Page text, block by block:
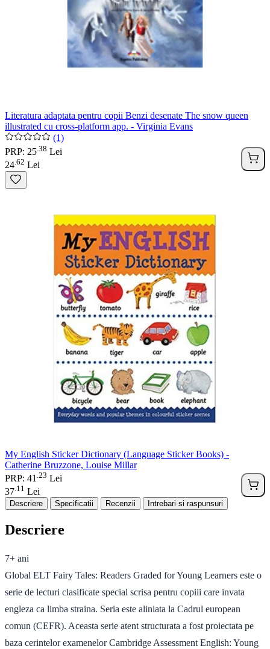
Literatura adaptata pentru copii Benzi desenate The snow queen
illustrated cu cross-platform app. - Virginia Evans
(1)
PRP: 25 38 Lei
24.62 Lei
My English Sticker Dictionary (Language Sticker Books) -
Catherine Bruzzone, Louise Millar
PRP: 41 23 Lei
37 11 Lei
Descriere Specificatii Recenzii Intrebari si raspunsuri
Descriere
7+ ani
Global ELT Fairy Tales: Readers Graded for Young Learners este o
serie de lecturi clasificate special scrisa pentru copiii care invata
engleza ca limba straina. Seria este aliniata la Cadrul european
comun (CEFR). Aceasta serie atent structurata a fost proiectata pe
baza cerintelor examenelor Cambridge Assessment English: Young